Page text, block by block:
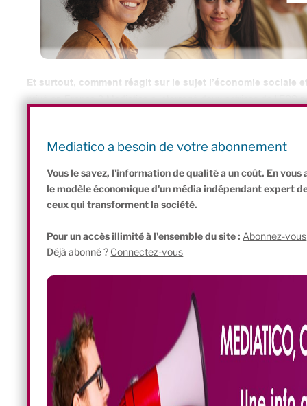
Et surtout, comment réagit sur le sujet l’économie sociale
privé en France ? Mediatico a interrogé deux actrices de l’ESS
Nathalie Hanet , présidente de Solidarités Nouvelles
Mediatico a besoin de votre abonnement
Vous le savez, l'information de qualité a un coût. En
le modèle économique d'un média indépendant expert
ceux qui transforment la société.
Pour un accès illimité à l'ensemble du site : Abonnez-vous
Déjà abonné ? Connectez-vous